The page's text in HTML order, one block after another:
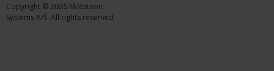
Copyright © 2026 Milestone
Systems A/S. All rights reserved.